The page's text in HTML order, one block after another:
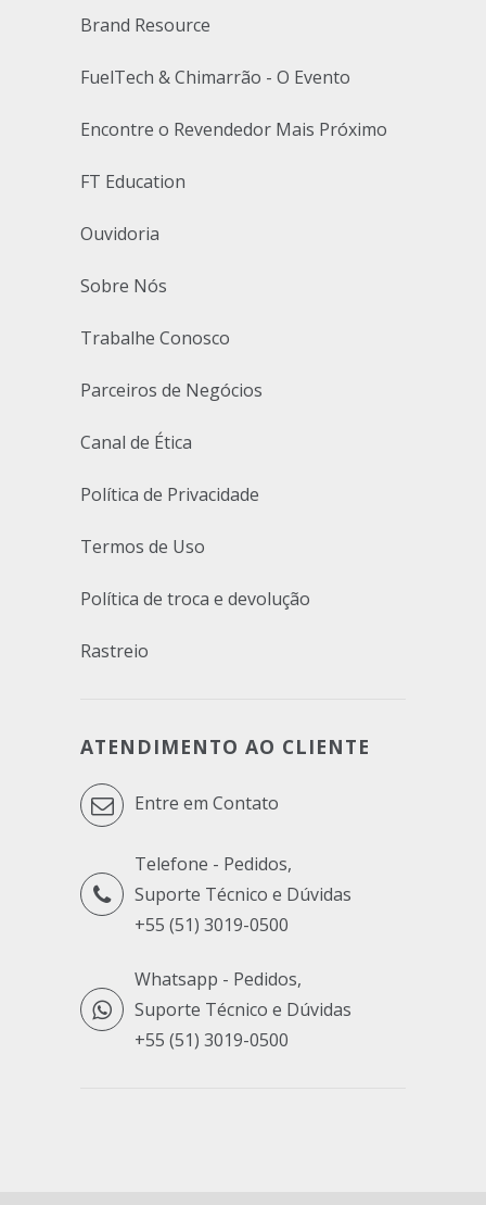
Brand Resource
FuelTech & Chimarrão - O Evento
Encontre o Revendedor Mais Próximo
FT Education
Ouvidoria
Sobre Nós
Trabalhe Conosco
Parceiros de Negócios
Canal de Ética
Política de Privacidade
Termos de Uso
Política de troca e devolução
Rastreio
ATENDIMENTO AO CLIENTE
Entre em Contato
Telefone - Pedidos,
Suporte Técnico e Dúvidas
+55 (51) 3019-0500
Whatsapp - Pedidos,
Suporte Técnico e Dúvidas
+55 (51) 3019-0500